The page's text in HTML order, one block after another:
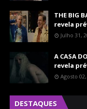
THE BIG
revela
Julho 31,
A CASA
revela
Agosto
DESTAQUES